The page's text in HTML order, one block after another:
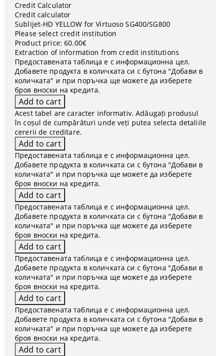
Credit Calculator
Credit calculator
Sublijet-HD YELLOW for Virtuoso SG400/SG800
Please select credit institution
Product price: 60.00€
Extraction of information from credit institutions
Предоставената таблица е с информационна цел.
Добавете продукта в количката си с бутона "Добави в
количката" и при поръчка ще можете да изберете
броя вноски на кредита.
Acest tabel are caracter informativ. Adăugați produsul
în coșul de cumpărături unde veți putea selecta detaliile
cererii de creditare.
Предоставената таблица е с информационна цел.
Добавете продукта в количката си с бутона "Добави в
количката" и при поръчка ще можете да изберете
броя вноски на кредита.
Предоставената таблица е с информационна цел.
Добавете продукта в количката си с бутона "Добави в
количката" и при поръчка ще можете да изберете
броя вноски на кредита.
Предоставената таблица е с информационна цел.
Добавете продукта в количката си с бутона "Добави в
количката" и при поръчка ще можете да изберете
броя вноски на кредита.
Предоставената таблица е с информационна цел.
Добавете продукта в количката си с бутона "Добави в
количката" и при поръчка ще можете да изберете
броя вноски на кредита.